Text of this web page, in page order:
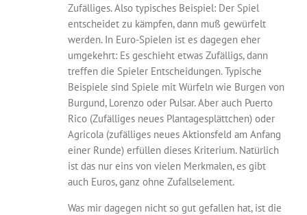
Zufälliges. Also typisches Beispiel: Der Spiel
entscheidet zu kämpfen, dann muß gewürfelt
werden. In Euro-Spielen ist es dagegen eher
umgekehrt: Es geschieht etwas Zufälligs, dann
treffen die Spieler Entscheidungen. Typische
Beispiele sind Spiele mit Würfeln wie Burgen von
Burgund, Lorenzo oder Pulsar. Aber auch Puerto
Rico (Zufälliges neues Plantagesplättchen) oder
Agricola (zufälliges neues Aktionsfeld am Anfang
einer Runde) erfüllen dieses Kriterium. Natürlich
ist das nur eins von vielen Merkmalen, es gibt
auch Euros, ganz ohne Zufallselement.
Was mir dagegen nicht so gut gefallen hat, ist die